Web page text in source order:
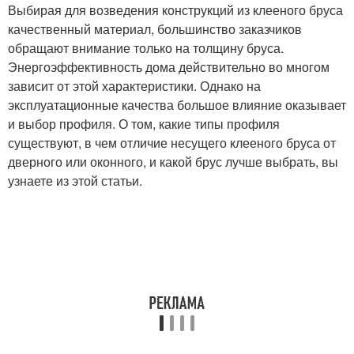
Выбирая для возведения конструкций из клееного бруса
качественный материал, большинство заказчиков
обращают внимание только на толщину бруса.
Энергоэффективность дома действительно во многом
зависит от этой характеристики. Однако на
эксплуатационные качества большое влияние оказывает
и выбор профиля. О том, какие типы профиля
существуют, в чем отличие несущего клееного бруса от
дверного или оконного, и какой брус лучше выбрать, вы
узнаете из этой статьи.